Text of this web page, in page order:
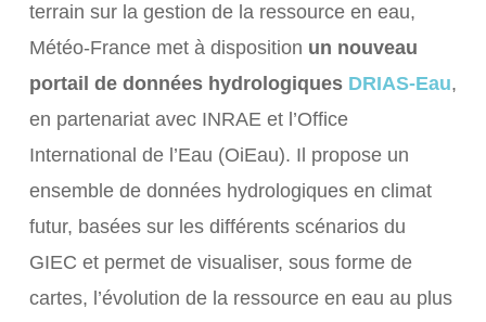
terrain sur la gestion de la ressource en eau,
Météo-France met à disposition un nouveau
portail de données hydrologiquesDRIAS-Eau,
en partenariat avec INRAE et l’Office
International de l’Eau (OiEau). Il propose un
ensemble de données hydrologiques en climat
futur, basées sur les différents scénarios du
GIEC et permet de visualiser, sous forme de
cartes, l’évolution de la ressource en eau au plus